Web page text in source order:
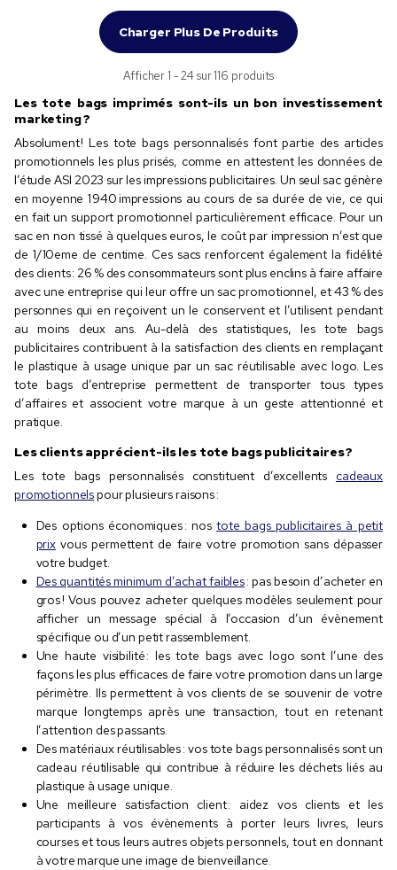
Charger Plus De Produits
Afficher 1 - 24 sur 116 produits
Les tote bags imprimés sont-ils un bon investissement
marketing ?
Absolument ! Les tote bags personnalisés font partie des articles
promotionnels les plus prisés, comme en attestent les données de
l’étude ASI 2023 sur les impressions publicitaires. Un seul sac génère
en moyenne 1 940 impressions au cours de sa durée de vie, ce qui
en fait un support promotionnel particulièrement efficace. Pour un
sac en non tissé à quelques euros, le coût par impression n’est que
de 1/10eme de centime. Ces sacs renforcent également la fidélité
des clients : 26 % des consommateurs sont plus enclins à faire affaire
avec une entreprise qui leur offre un sac promotionnel, et 43 % des
personnes qui en reçoivent un le conservent et l’utilisent pendant
au moins deux ans. Au-delà des statistiques, les tote bags
publicitaires contribuent à la satisfaction des clients en remplaçant
le plastique à usage unique par un sac réutilisable avec logo. Les
tote bags d’entreprise permettent de transporter tous types
d’affaires et associent votre marque à un geste attentionné et
pratique.
Les clients apprécient-ils les tote bags publicitaires ?
Les tote bags personnalisés constituent d’excellents cadeaux
promotionnelspour plusieurs raisons :
Des options économiques : nostote bags publicitaires à petit
prixvous permettent de faire votre promotion sans dépasser
votre budget.
Des quantités minimum d’achat faibles: pas besoin d’acheter en
gros ! Vous pouvez acheter quelques modèles seulement pour
afficher un message spécial à l’occasion d’un évènement
spécifique ou d’un petit rassemblement.
Une haute visibilité : les tote bags avec logo sont l’une des
façons les plus efficaces de faire votre promotion dans un large
périmètre. Ils permettent à vos clients de se souvenir de votre
marque longtemps après une transaction, tout en retenant
l’attention des passants.
Des matériaux réutilisables : vos tote bags personnalisés sont un
cadeau réutilisable qui contribue à réduire les déchets liés au
plastique à usage unique.
Une meilleure satisfaction client : aidez vos clients et les
participants à vos évènements à porter leurs livres, leurs
courses et tous leurs autres objets personnels, tout en donnant
à votre marque une image de bienveillance.